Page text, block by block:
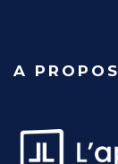
A PROPOS